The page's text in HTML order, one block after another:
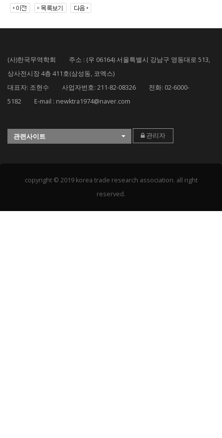
(사)한국무역학회 주소 : (우 06164) 서울특별시 강남구 영동대로 513,
상사전시장 4층 411호(삼성동, 코엑스)
대표자: 조현수 사업자번호: 211-82-08326 전화: 02-6000-
5182 E-mail : newktra1974@naver.com
관련사이트 관리자
copyright © 2019 korea trade research association. all right
reserved.